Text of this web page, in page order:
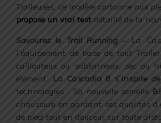
Traileuses, ce modèle cartonne aux
propose un vrai test détaillé de la
Savourez le Trail Running – La
l’équipement de base de tout
caillouteux ou sablonneux, sec ou
élément. La Cascadia 8 s’inspire
technologies : Sa nouvelle semelle
chaussure en gardant ses qualités
de pied tout en douceur sur toute